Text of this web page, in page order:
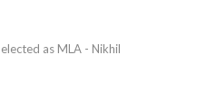
as MLA - Nikhil